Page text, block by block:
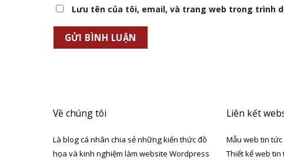
Lưu tên của tôi, email, và trang web trong trình
Về chúng tôi
Là blog cá nhân chia sẻ những kiến thức đồ
họa và kinh nghiệm làm website Wordpress
Liên kết
Mẫu web tin tức
Thiết kế web tin